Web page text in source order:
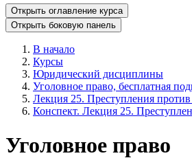
Открыть оглавление курса
Открыть боковую панель
В начало
Курсы
Юридический дисциплины
Уголовное право, бесплатная
Лекция 25. Преступления
Конспект. Лекция 25.
Уголовное право